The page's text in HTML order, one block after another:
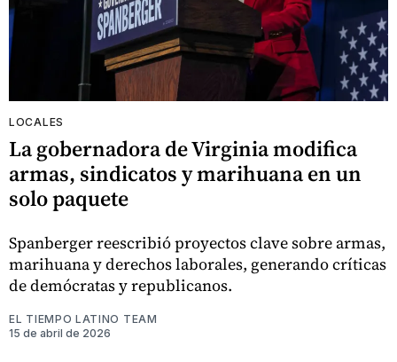
LOCALES
La gobernadora de Virginia modifica
armas, sindicatos y marihuana en un
solo paquete
Spanberger reescribió proyectos clave sobre armas,
marihuana y derechos laborales, generando críticas
de demócratas y republicanos.
EL TIEMPO LATINO TEAM
15 de abril de 2026